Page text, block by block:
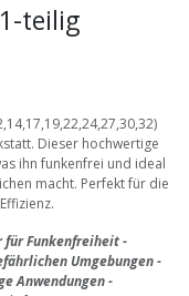
teilig
Dieser hochwertige
ihn funkenfrei und ideal
macht. Perfekt für die
für Funkenfreiheit -
Umgebungen -
Anwendungen -